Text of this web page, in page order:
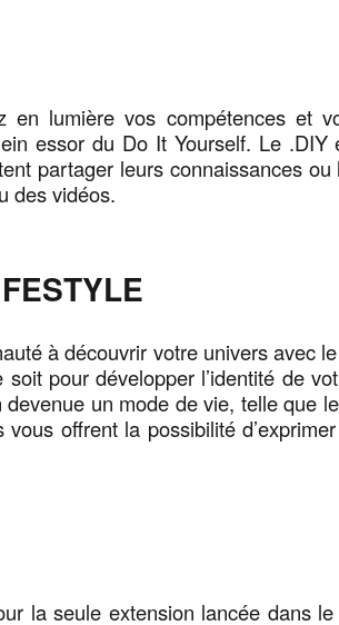
en lumière vos compétences et
essor du Do It Yourself. Le .DIY
partager leurs connaissances ou
des vidéos.
à découvrir votre univers avec le
soit pour développer l’identité de
un mode de vie, telle que
offrent la possibilité
la seule extension lancée dans le